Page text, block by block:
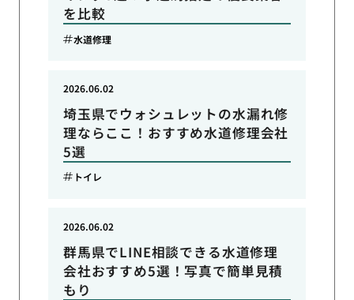
を比較
水道修理
埼玉県でウォシュレットの水漏れ修
理ならここ！おすすめ水道修理会社
5選
2026.06.02
トイレ
群馬県でLINE相談できる水道修理
会社おすすめ5選！写真で簡単見積
もり
2026.06.02